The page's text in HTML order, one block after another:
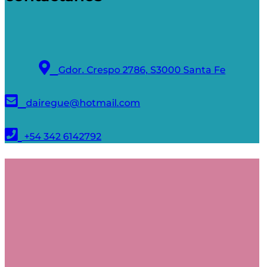
Gdor. Crespo 2786, S3000 Santa Fe
dairegue@hotmail.com
+54 342 6142792